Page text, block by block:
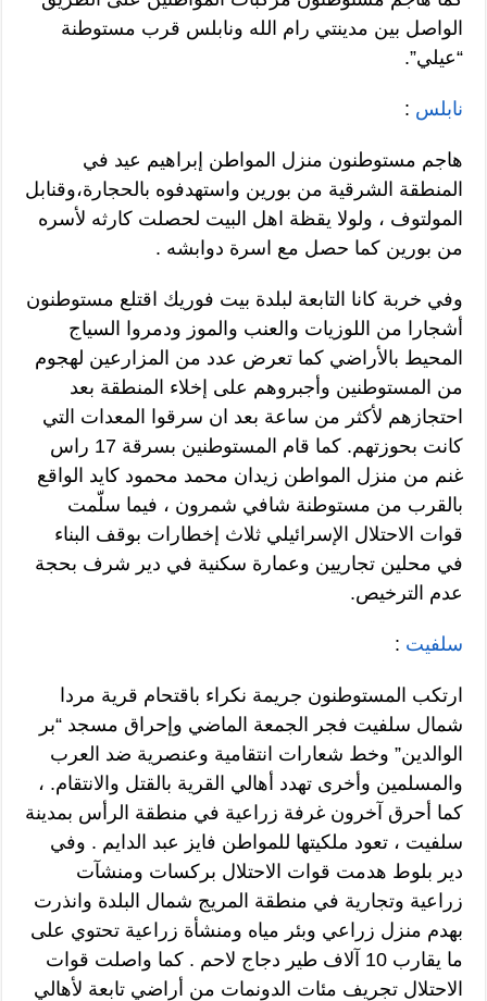
الواصل بين مدينتي رام الله ونابلس قرب مستوطنة
“عيلي”.
نابلس :
هاجم مستوطنون منزل المواطن إبراهيم عيد في
المنطقة الشرقية من بورين واستهدفوه بالحجارة،وقنابل
المولتوف ، ولولا يقظة اهل البيت لحصلت كارثه لأسره
من بورين كما حصل مع اسرة دوابشه .
وفي خربة كانا التابعة لبلدة بيت فوريك اقتلع مستوطنون
أشجارا من اللوزيات والعنب والموز ودمروا السياج
المحيط بالأراضي كما تعرض عدد من المزارعين لهجوم
من المستوطنين وأجبروهم على إخلاء المنطقة بعد
احتجازهم لأكثر من ساعة بعد ان سرقوا المعدات التي
كانت بحوزتهم. كما قام المستوطنين بسرقة 17 راس
غنم من منزل المواطن زيدان محمد محمود كايد الواقع
بالقرب من مستوطنة شافي شمرون ، فيما سلّمت
قوات الاحتلال الإسرائيلي ثلاث إخطارات بوقف البناء
في محلين تجاريين وعمارة سكنية في دير شرف بحجة
عدم الترخيص.
سلفيت :
ارتكب المستوطنون جريمة نكراء باقتحام قرية مردا
شمال سلفيت فجر الجمعة الماضي وإحراق مسجد “بر
الوالدين” وخط شعارات انتقامية وعنصرية ضد العرب
والمسلمين وأخرى تهدد أهالي القرية بالقتل والانتقام. ،
كما أحرق آخرون غرفة زراعية في منطقة الرأس بمدينة
سلفيت ، تعود ملكيتها للمواطن فايز عبد الدايم . وفي
دير بلوط هدمت قوات الاحتلال بركسات ومنشآت
زراعية وتجارية في منطقة المريج شمال البلدة وانذرت
بهدم منزل زراعي وبئر مياه ومنشأة زراعية تحتوي على
ما يقارب 10 آلاف طير دجاج لاحم . كما واصلت قوات
الاحتلال تجريف مئات الدونمات من أراضي تابعة لأهالي